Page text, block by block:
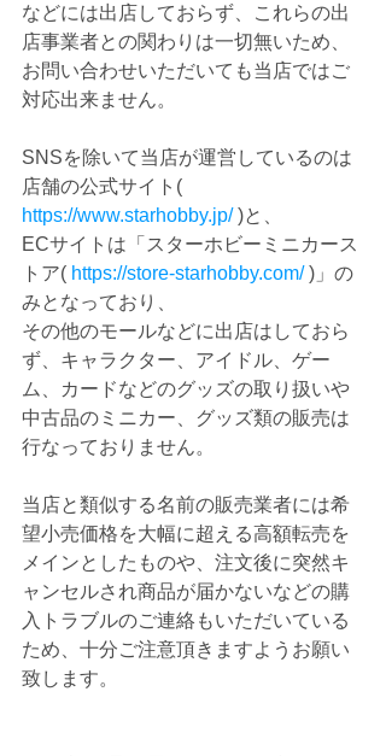
などには出店しておらず、これらの出
店事業者との関わりは一切無いため、
お問い合わせいただいても当店ではご
対応出来ません。
SNSを除いて当店が運営しているのは
店舗の公式サイト(
https://www.starhobby.jp/ )と、
ECサイトは「スターホビーミニカース
トア( https://store-starhobby.com/ )」の
みとなっており、
その他のモールなどに出店はしておら
ず、キャラクター、アイドル、ゲー
ム、カードなどのグッズの取り扱いや
中古品のミニカー、グッズ類の販売は
行なっておりません。
当店と類似する名前の販売業者には希
望小売価格を大幅に超える高額転売を
メインとしたものや、注文後に突然キ
ャンセルされ商品が届かないなどの購
入トラブルのご連絡もいただいている
ため、十分ご注意頂きますようお願い
致します。